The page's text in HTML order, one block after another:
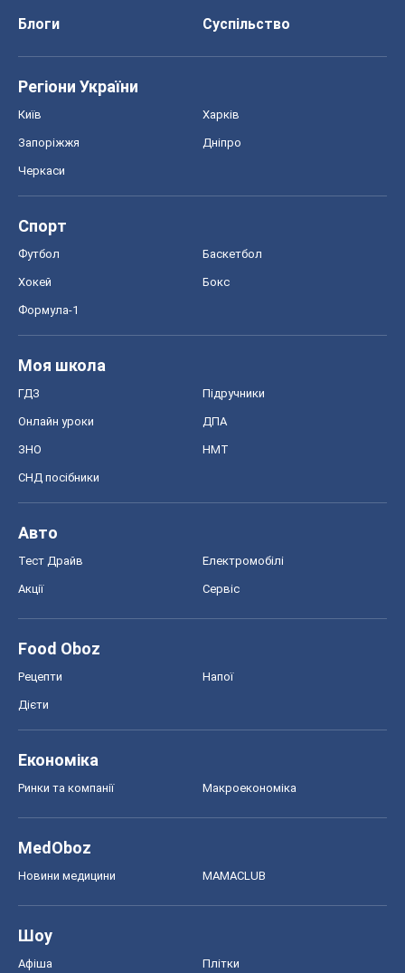
Блоги
Суспільство
Регіони України
Київ Харків
Запоріжжя Дніпро
Черкаси
Спорт
Футбол Баскетбол
Хокей Бокс
Формула-1
Моя школа
ГДЗ Підручники
Онлайн уроки ДПА
ЗНО НМТ
СНД посібники
Авто
Тест Драйв Електромобілі
Акції Сервіс
Food Oboz
Рецепти Напої
Дієти
Економіка
Ринки та компанії Макроекономіка
MedOboz
Новини медицини MAMACLUB
Шоу
Афіша Плітки